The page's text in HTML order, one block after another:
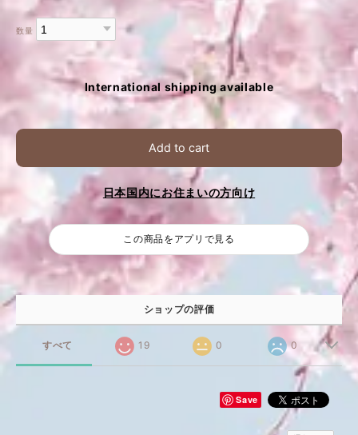
数量
International shipping available
Add to cart
日本国内にお住まいの方向け
この商品をアプリで見る
ショップの評価
すべて 19 0 0
Save